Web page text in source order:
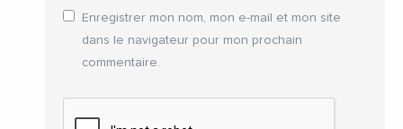
Enregistrer mon nom, mon e-mail et mon site
dans le navigateur pour mon prochain
commentaire.